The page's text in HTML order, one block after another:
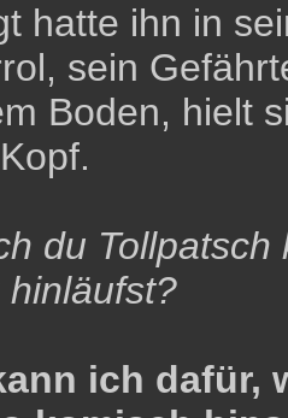
hatte ihn in
sein
Boden, hielt
du
hinläufst?
ich dafür,